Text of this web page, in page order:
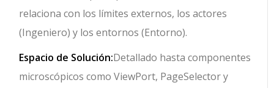
relaciona con los límites externos, los actores
(Ingeniero) y los entornos (Entorno).
Espacio de Solución:Detallado hasta componentes
microscópicos como ViewPort, PageSelector y